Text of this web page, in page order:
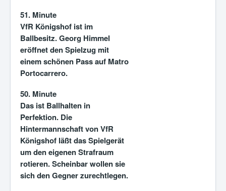
51. Minute
VfR Königshof ist im
Ballbesitz. Georg Himmel
eröffnet den Spielzug mit
einem schönen Pass auf Matro
Portocarrero.
50. Minute
Das ist Ballhalten in
Perfektion. Die
Hintermannschaft von VfR
Königshof läßt das Spielgerät
um den eigenen Strafraum
rotieren. Scheinbar wollen sie
sich den Gegner zurechtlegen.